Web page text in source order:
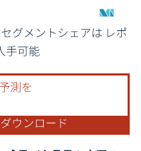
4.0の表示が必要です。